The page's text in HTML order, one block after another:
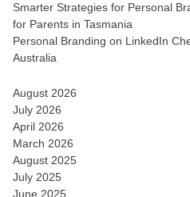
Smarter Strategies for Personal
for Parents in Tasmania
Personal Branding on LinkedIn
Australia
August 2026
July 2026
April 2026
March 2026
August 2025
July 2025
June 2025